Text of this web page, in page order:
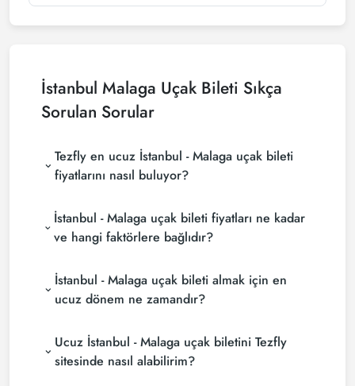
İstanbul Malaga Uçak Bileti Sıkça
Sorulan Sorular
Tezfly en ucuz İstanbul - Malaga uçak bileti
fiyatlarını nasıl buluyor?
fiyatlarını bulmak için tur operatörleri, büyük
rezervasyon siteleri (konsolidatörler) ve yüzlerce
havayolu sitesini aramaktadır. Tezfly sitesinde
arayarak ucuz İstanbul - Malaga uçak biletlerini
bulup karşılaştırabilir ve un uygun biletini
İstanbul - Malaga uçak bileti fiyatları ne kadar
ve hangi faktörlere bağlıdır?
şirketine, seyahat tarihlerinize, bilet sınıfınıza ve
rezervasyon yapılan döneme göre değişiklik
bilet bulabilirsiniz.
İstanbul - Malaga uçak bileti almak için en
ucuz dönem ne zamandır?
istiyorsanız rezervasyonuzu son dakikaya
bırakmayın. İstanbul - Malaga uçak biletinizi en az 2
Ucuz İstanbul - Malaga uçak biletini Tezfly
sitesinde nasıl alabilirim?